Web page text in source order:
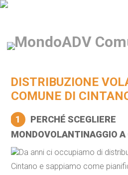
DISTRIBUZIONE
COMUNE DI
1
PERCHÉ SCEGLIERE
MONDOVOLANTINAGGIO A
Da anni ci occupiamo di
Cintano e sappiamo come